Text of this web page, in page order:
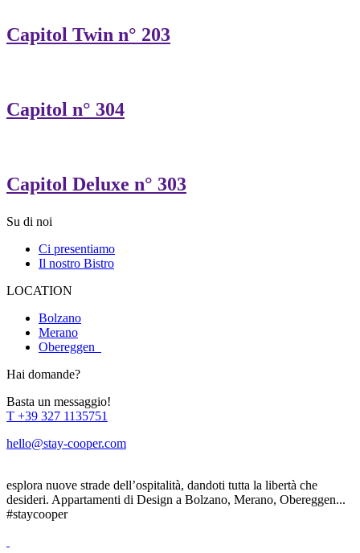
Capitol Twin n° 203
Capitol n° 304
Capitol Deluxe n° 303
Su di noi
Ci presentiamo
Il nostro Bistro
LOCATION
Bolzano
Merano
Obereggen
Hai domande?
Basta un messaggio!
T +39 327 1135751
hello@stay-cooper.com
esplora nuove strade dell’ospitalità, dandoti tutta la libertà che
desideri. Appartamenti di Design a Bolzano, Merano, Obereggen...
#staycooper